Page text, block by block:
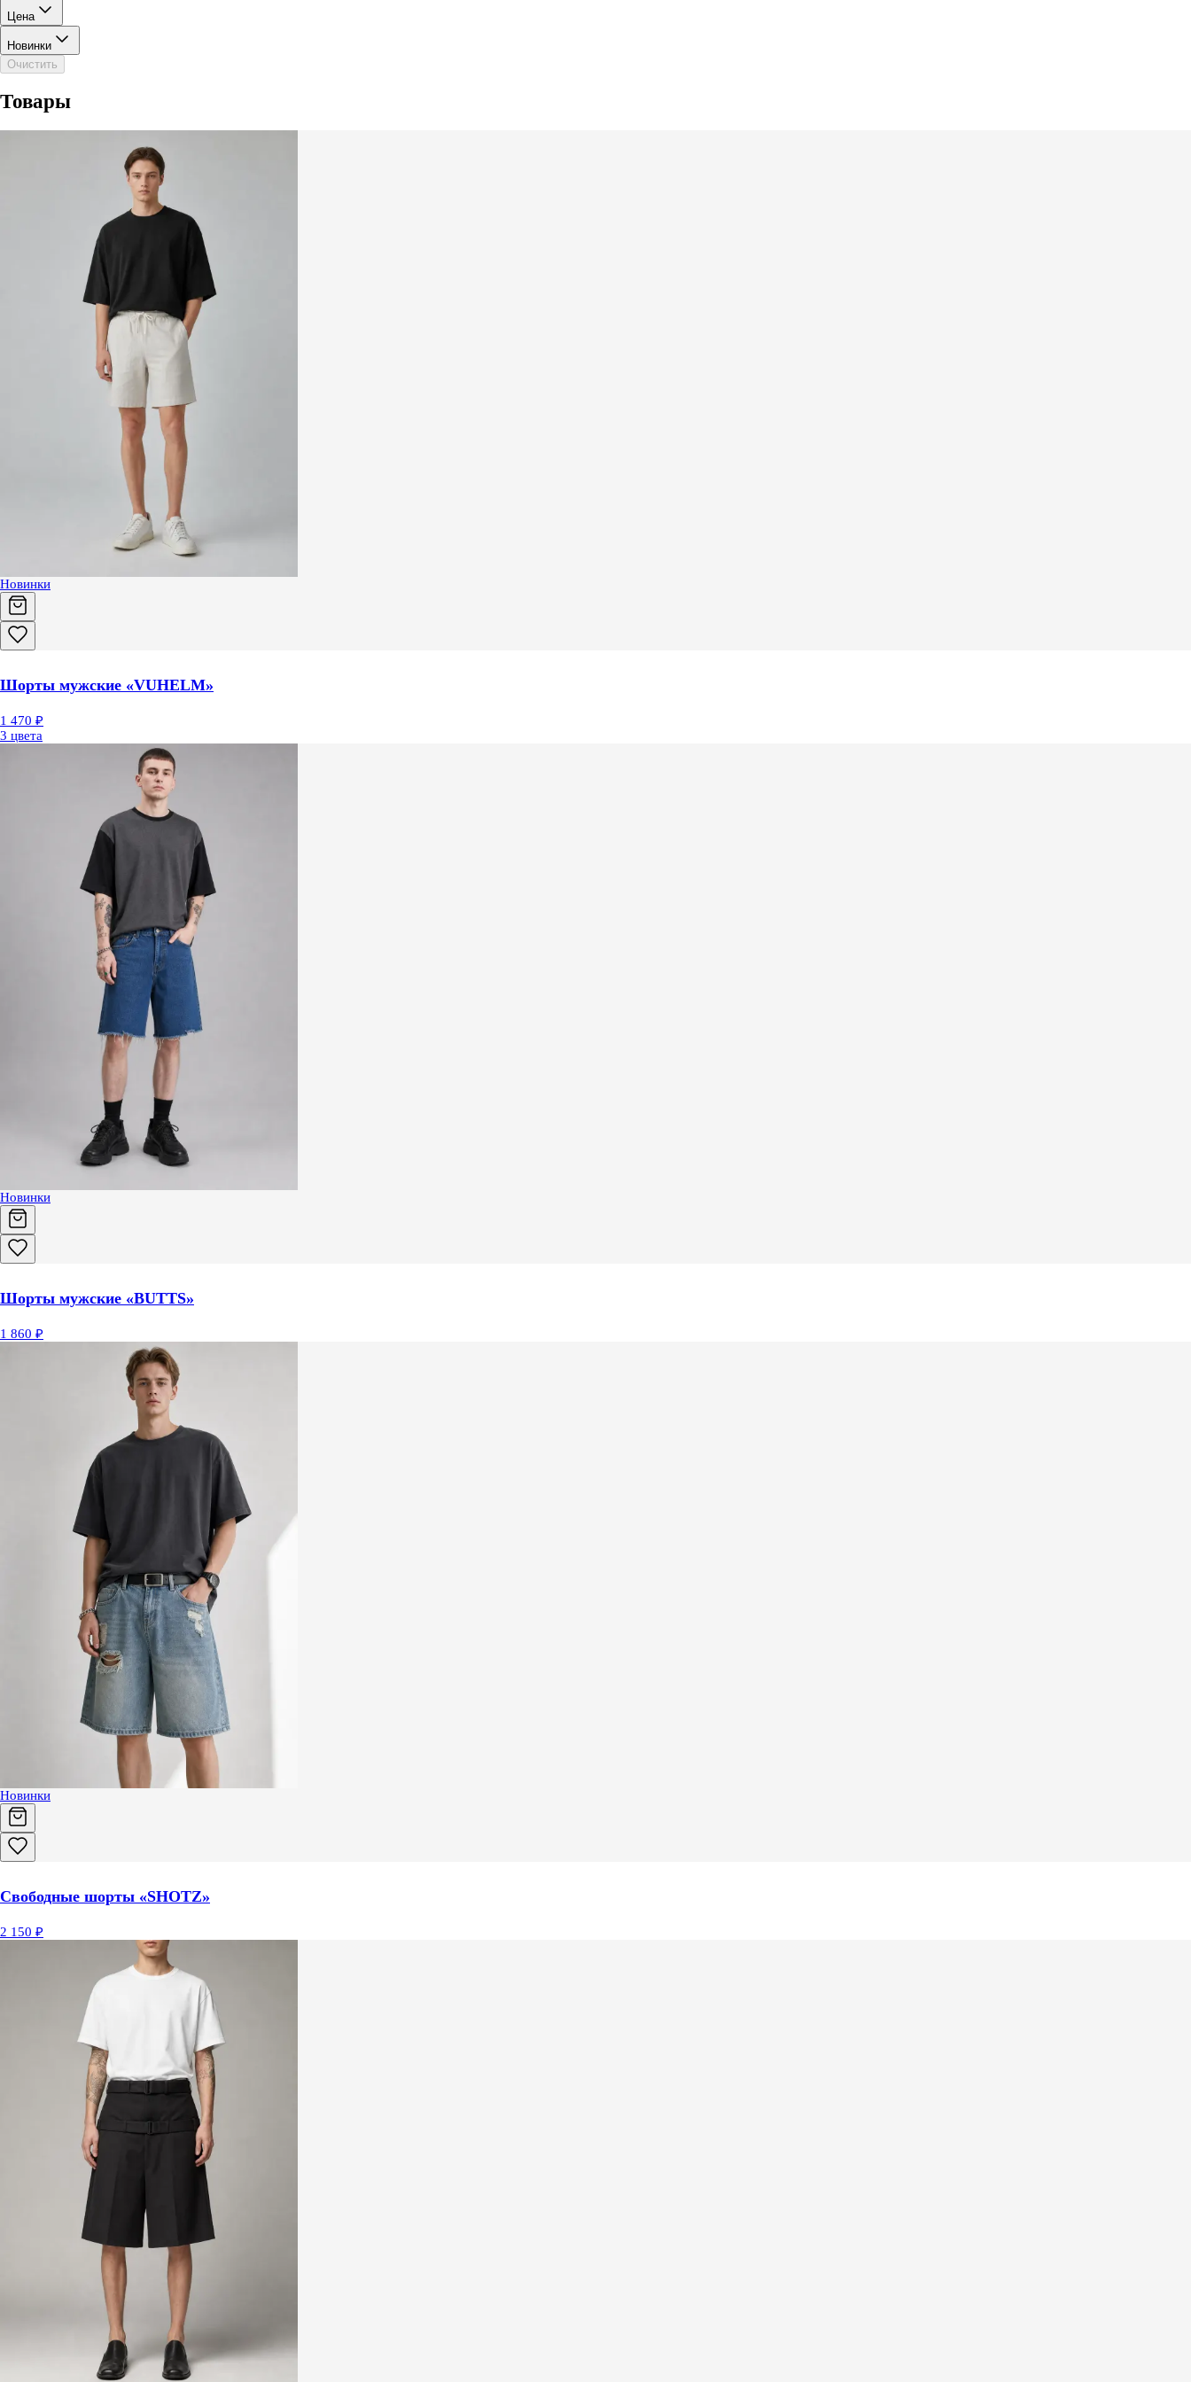
Цена
Новинки
Очистить
Товары
Новинки
Шорты мужские «VUHELM»
1 470 ₽
3 цвета
Новинки
Шорты мужские «BUTTS»
1 860 ₽
Новинки
Свободные шорты «SHOTZ»
2 150 ₽